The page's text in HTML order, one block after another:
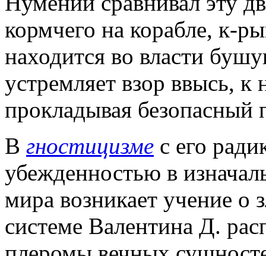
кормчего на корабле, к-
находится во власти
устремляет взор ввысь,
прокладывая безопасный
В гностицизме с его
убежденностью в
мира возникает учение
системе Валентина Д.